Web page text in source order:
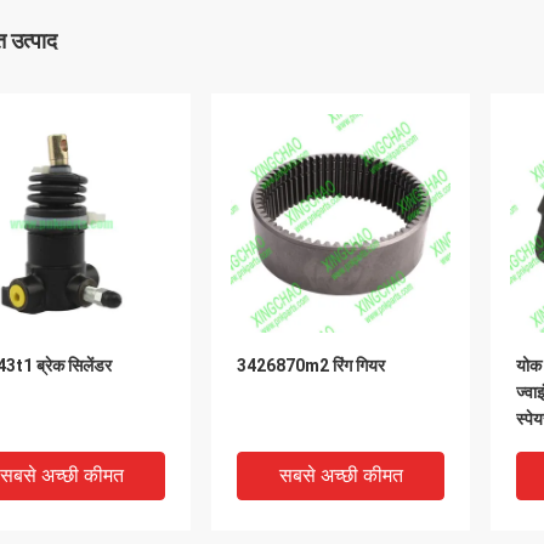
ब्रेक सिलेंडर
सबसे अच्छी कीमत
3426870m2 रिंग गियर
सबसे अच्छी कीमत